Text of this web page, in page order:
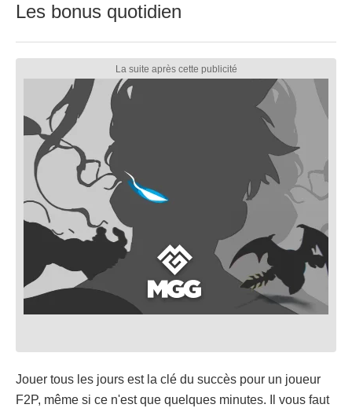
Les bonus quotidien
Jouer tous les jours est la clé du succès pour un joueur
F2P, même si ce n'est que quelques minutes. Il vous faut